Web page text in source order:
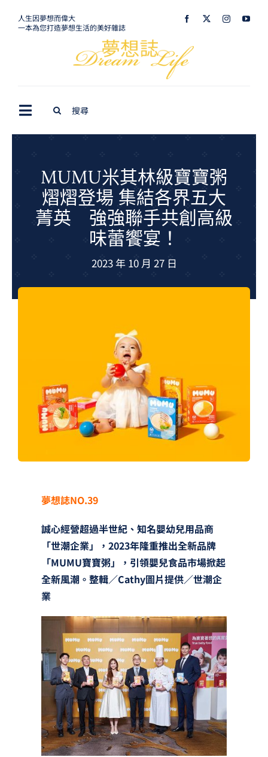
人生因夢想而偉大
一本為您打造夢想生活的美好雜誌
Toggle
Navigation
生活美學
室內設計
購屋指南
MUMU米其林級寶寶粥
熠熠登場 集結各界五大
菁英 強強聯手共創高級
味蕾饗宴！
2023 年 10 月 27 日
夢想誌NO.39
誠心經營超過半世紀、知名嬰幼兒用品商
「世潮企業」，2023年隆重推出全新品牌
「MUMU寶寶粥」，引領嬰兒食品市場掀起
全新風潮。 整輯／Cathy圖片提供／世潮企
業